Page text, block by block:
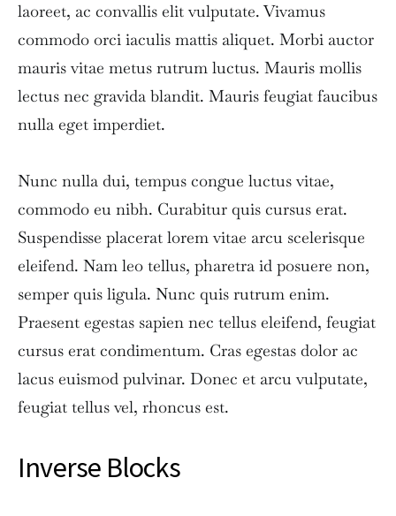
laoreet, ac convallis elit vulputate. Vivamus
commodo orci iaculis mattis aliquet. Morbi auctor
mauris vitae metus rutrum luctus. Mauris mollis
lectus nec gravida blandit. Mauris feugiat faucibus
nulla eget imperdiet.
Nunc nulla dui, tempus congue luctus vitae,
commodo eu nibh. Curabitur quis cursus erat.
Suspendisse placerat lorem vitae arcu scelerisque
eleifend. Nam leo tellus, pharetra id posuere non,
semper quis ligula. Nunc quis rutrum enim.
Praesent egestas sapien nec tellus eleifend, feugiat
cursus erat condimentum. Cras egestas dolor ac
lacus euismod pulvinar. Donec et arcu vulputate,
feugiat tellus vel, rhoncus est.
Inverse Blocks